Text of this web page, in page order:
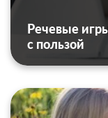
Речевые
с пользой